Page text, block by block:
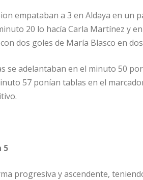
empataban a 3 en Aldaya en un
20 lo hacía Carla Martínez y
dos goles de María Blasco en
se adelantaban en el minuto 50
57 ponían tablas en el
5
progresiva y ascendente,